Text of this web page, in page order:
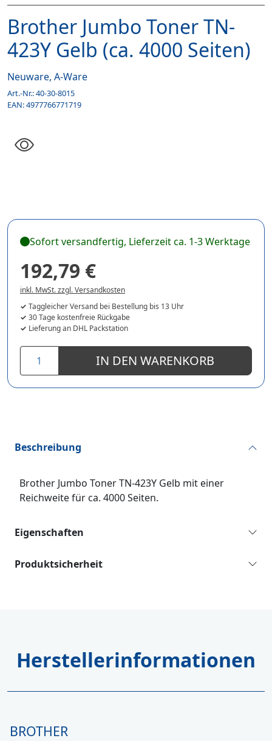
Brother Jumbo Toner TN-
423Y Gelb (ca. 4000 Seiten)
Neuware, A-Ware
Art.-Nr.:40-30-8015
EAN:4977766771719
Sofort versandfertig, Lieferzeit ca. 1-3 Werktage
192,79 €
inkl. MwSt. zzgl. Versandkosten
Taggleicher Versand bei Bestellung bis 13 Uhr
30 Tage kostenfreie Rückgabe
Lieferung an DHL Packstation
IN DEN WARENKORB
Beschreibung
Brother Jumbo Toner TN-423Y Gelb mit einer
Reichweite für ca. 4000 Seiten.
Eigenschaften
Produktsicherheit
Herstellerinformationen
BROTHER